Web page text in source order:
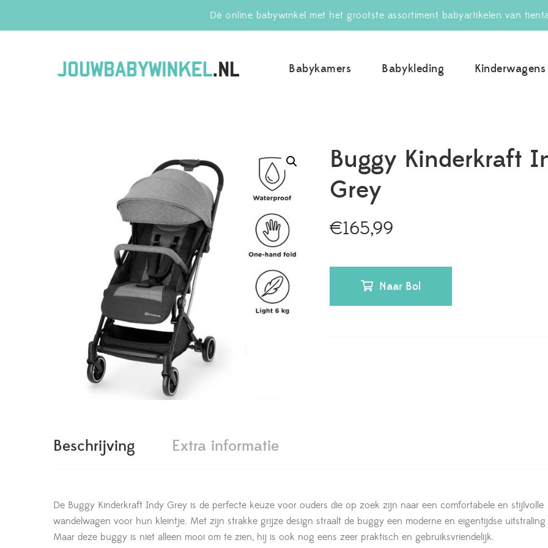
Dé online babywinkel met het grootste assortiment babyartikelen van
Babykamers Babykleding Kinderwagens
Buggy Kinderkraft
Grey
€165,99
Naar Bol
Beschrijving Extra informatie
De Buggy Kinderkraft Indy Grey is de perfecte keuze voor ouders die op zoek zijn naar een comfortabele en stijlvolle
wandelwagen voor hun kleintje. Met zijn strakke grijze design straalt de buggy een moderne en eigentijdse
Maar deze buggy is niet alleen mooi om te zien, hij is ook nog eens zeer praktisch en gebruiksvriendelijk.